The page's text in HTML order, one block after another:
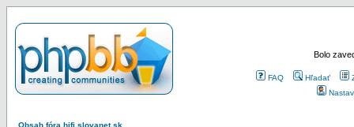
Bolo
FAQ Hľadať
Obsah fóra hifi.slovanet.sk